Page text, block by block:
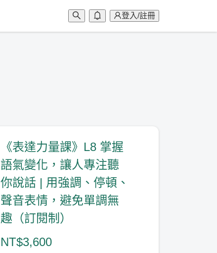
登入/註冊
《表達力量課》L8 掌握
語氣變化，讓人專注聽
你說話 | 用強調、停頓、
聲音表情，避免單調無
趣（訂閱制）
NT$3,600